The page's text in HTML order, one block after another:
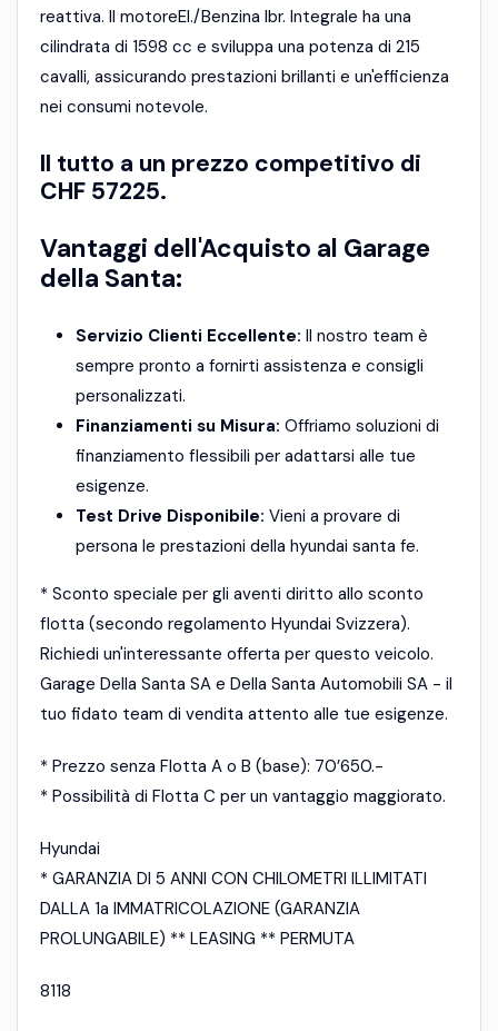
reattiva. Il motoreEl./Benzina Ibr. Integrale ha una
cilindrata di 1598 cc e sviluppa una potenza di 215
cavalli, assicurando prestazioni brillanti e un'efficienza
nei consumi notevole.
Il tutto a un prezzo competitivo di
CHF 57225.
Vantaggi dell'Acquisto al Garage
della Santa:
Servizio Clienti Eccellente: Il nostro team è
sempre pronto a fornirti assistenza e consigli
personalizzati.
Finanziamenti su Misura: Offriamo soluzioni di
finanziamento flessibili per adattarsi alle tue
esigenze.
Test Drive Disponibile: Vieni a provare di
persona le prestazioni della hyundai santa fe.
* Sconto speciale per gli aventi diritto allo sconto
flotta (secondo regolamento Hyundai Svizzera).
Richiedi un'interessante offerta per questo veicolo.
Garage Della Santa SA e Della Santa Automobili SA - il
tuo fidato team di vendita attento alle tue esigenze.
* Prezzo senza Flotta A o B (base): 70’650.-
* Possibilità di Flotta C per un vantaggio maggiorato.
Hyundai
* GARANZIA DI 5 ANNI CON CHILOMETRI ILLIMITATI
DALLA 1a IMMATRICOLAZIONE (GARANZIA
PROLUNGABILE) ** LEASING ** PERMUTA
8118